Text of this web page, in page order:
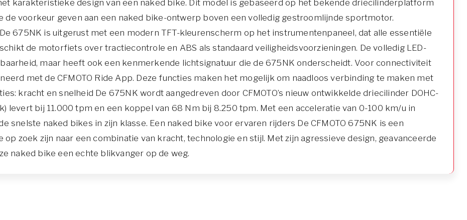
karakteristieke design van een naked bike. Dit model is gebaseerd op het bekende driecilinderplatform
de voorkeur geven aan een naked bike-ontwerp boven een volledig gestroomlijnde sportmotor.
675NK is uitgerust met een modern TFT-kleurenscherm op het instrumentenpaneel, dat alle essentiële
de motorfiets over tractiecontrole en ABS als standaard veiligheidsvoorzieningen. De volledig LED-
maar heeft ook een kenmerkende lichtsignatuur die de 675NK onderscheidt. Voor connectiviteit
met de CFMOTO Ride App. Deze functies maken het mogelijk om naadloos verbinding te maken met
kracht en snelheid De 675NK wordt aangedreven door CFMOTO’s nieuw ontwikkelde driecilinder DOHC-
levert bij 11.000 tpm en een koppel van 68 Nm bij 8.250 tpm. Met een acceleratie van 0-100 km/u in
snelste naked bikes in zijn klasse. Een naked bike voor ervaren rijders De CFMOTO 675NK is een
zoek zijn naar een combinatie van kracht, technologie en stijl. Met zijn agressieve design, geavanceerde
naked bike een echte blikvanger op de weg.